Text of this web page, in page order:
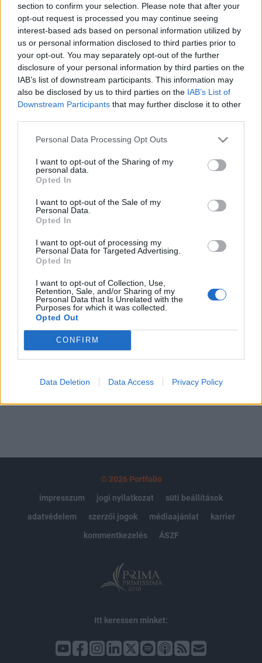
section to confirm your selection. Please note that after your
opt-out request is processed you may continue seeing
interest-based ads based on personal information utilized by
us or personal information disclosed to third parties prior to
your opt-out. You may separately opt-out of the further
disclosure of your personal information by third parties on the
IAB’s list of downstream participants. This information may
also be disclosed by us to third parties on the IAB’s List of
Downstream Participants that may further disclose it to other
Personal Data Processing Opt Outs
I want to opt-out of the Sharing of my
personal data.
Opted In
I want to opt-out of the Sale of my
Personal Data.
Opted In
I want to opt-out of processing my
Personal Data for Targeted Advertising.
Opted In
I want to opt-out of Collection, Use,
Retention, Sale, and/or Sharing of my
Personal Data that Is Unrelated with the
Purposes for which it was collected.
Opted Out
CONFIRM
Data Deletion Data Access Privacy Policy
az érés folyamata kezdődik - írta a HungaroMet
Nonprofit Zrt. csütörtöki agrometeorológiai
elemzésében.
Sustainable World 2026Szeptember 8-án jön az év egyik
legjelentősebb üzleti fenntarthatósági találkozója, a
Portfolio Sustainable World 2026. A szektorsemleges
konferencia a zöld gazdasággal kapcsolatos
aktualitásokkal, a legégetőbb beavatkozási gyakorlatokkal
díjátadónak is. Részletek a linken.Információ és
jelentkezésA tájékoztatás...
KEDVES OLVASÓNK!
A keresett cikk a portfolio.hu hírarchívumához
regisztrációhoz kötött.
Portfolio.hu teljes cikkarchívum
Kötéslisták: BÉT elmúlt 2 év napon belüli
kötéslistái
MÁR ELŐFIZETŐNK VAGY?BEJELENTKEZÉS
© 2026 Portfolio
impresszum
jogi nyilatkozat
süti beállítások
adatvédelem
szerzői jogok médiaajánlat
karrier
kommentkezelés
ÁSZF
Itt keressen minket: